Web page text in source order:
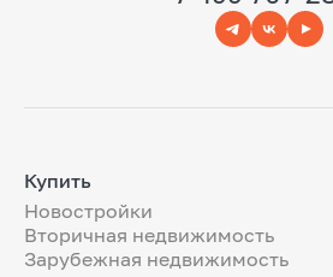
Купить
Новостройки
Вторичная недвижимость
Зарубежная недвижимость